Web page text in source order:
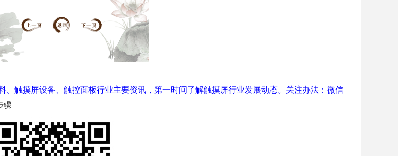
触摸屏设备、触控面板行业主要资讯，第一时间了解触摸屏行业发展动态。关注办法：微信
骤